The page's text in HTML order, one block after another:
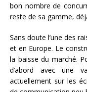
bon nombre de
reste de sa gamme,
Sans doute l’une des
et en Europe. Le
la baisse du marché.
d’abord avec une
actuellement sur les